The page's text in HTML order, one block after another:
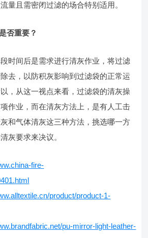
量且需密闭过滤的场合特别适用。
否重要？
时间后是需求进行清灰作业，将过滤
去，以防积灰影响到过滤袋的正常运
，从这一视点来看，过滤袋的清灰操
作业，而在清灰方法上，是有人工击
和气体清灰这三种方法，挑选哪一方
灰要求来决议。
fire-
product/product-1-
pu-mirror-light-leather-